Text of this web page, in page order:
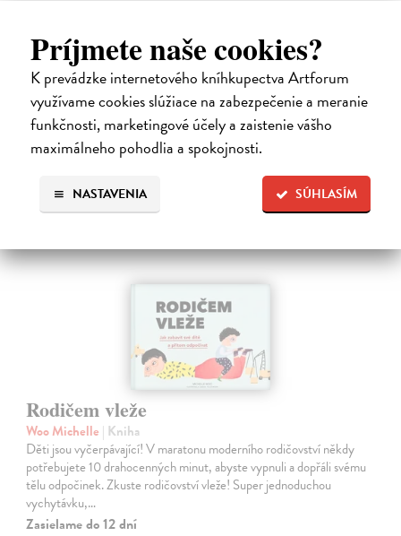
Príjmete naše cookies?
K prevádzke internetového kníhkupectva Artforum
využívame cookies slúžiace na zabezpečenie a meranie
funkčnosti, marketingové účely a zaistenie vášho
maximálneho pohodlia a spokojnosti.
SÚHLASÍM
NASTAVENIA
života. Ste dieťaťom toxických rodičov?
Na sklade
19,30 €
19,90 € ?
Rodičem vleže
Woo Michelle | Kniha
Děti jsou vyčerpávající! V maratonu moderního rodičovství někdy
potřebujete 10 drahocenných minut, abyste vypnuli a dopřáli svému
tělu odpočinek. Zkuste rodičovství vleže! Super jednoduchou
vychytávku,…
Zasielame do 12 dní